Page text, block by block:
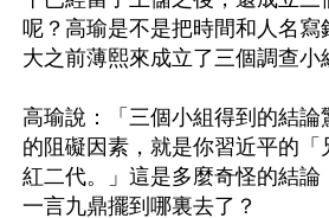
呢？高瑜是不是把時間和人名寫
大之前薄熙來成立了三個調查小
高瑜說：「三個小組得到的結論
的阻礙因素，就是你習近平的
紅二代。」這是多麼奇怪的結論
一言九鼎擺到哪裏去了？